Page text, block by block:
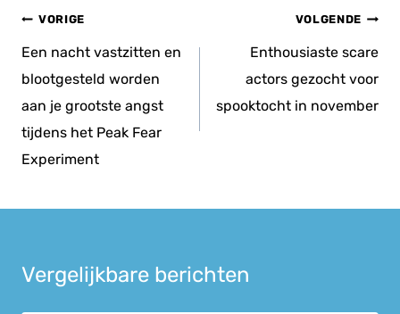
Bericht
navigatie
VORIGE
Een nacht vastzitten en
blootgesteld worden
aan je grootste angst
tijdens het Peak Fear
Experiment
VOLGENDE
Enthousiaste scare
actors gezocht voor
spooktocht in november
Vergelijkbare berichten